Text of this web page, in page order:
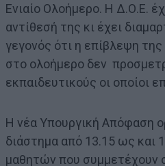
Ενιαίο Ολοήμερο. Η Δ.Ο.Ε.
αντίθεσή της κι έχει
γεγονός ότι η επίβλεψη
στο ολοήμερο δεν
εκπαιδευτικούς οι οποίοι
Η νέα Υπουργική Απόφαση
διάστημα από 13.15 ως και
μαθητών που συμμετέχουν